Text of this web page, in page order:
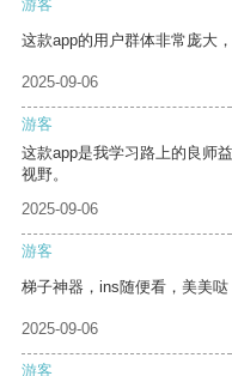
游客
这款app的用户群体非常庞大
2025-09-06
游客
这款app是我学习路上的良师
视野。
2025-09-06
游客
梯子神器，ins随便看，美美哒
2025-09-06
游客